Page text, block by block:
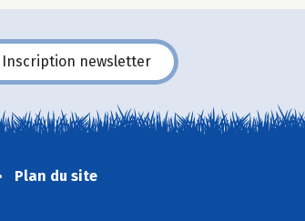
Inscription newsletter
Plan du site